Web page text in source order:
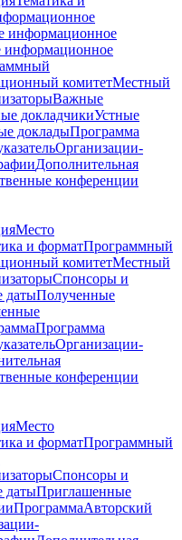
информационное
информационное
комитетМестный
Важные
докладчикиУстные
докладыПрограмма
Организации-
Дополнительная
конференции
Место
и форматПрограммный
комитетМестный
Спонсоры и
датыПолученные
Программа
Организации-
конференции
Место
и форматПрограммный
Спонсоры и
датыПриглашенные
ПрограммаАвторский